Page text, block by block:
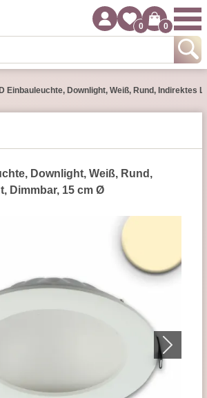
0 0
Einbauleuchte, Downlight, Weiß, Rund, Indirektes
Downlight, Weiß, Rund,
Dimmbar, 15 cm Ø